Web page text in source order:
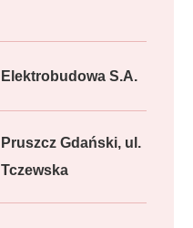
Elektrobudowa S.A.
Pruszcz Gdański, ul.
Tczewska